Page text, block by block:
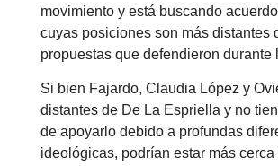
movimiento y está buscando
cuyas posiciones son más distantes
propuestas que defendieron durante
Si bien Fajardo, Claudia López y
distantes de De La Espriella y no
de apoyarlo debido a profundas
ideológicas, podrían estar más